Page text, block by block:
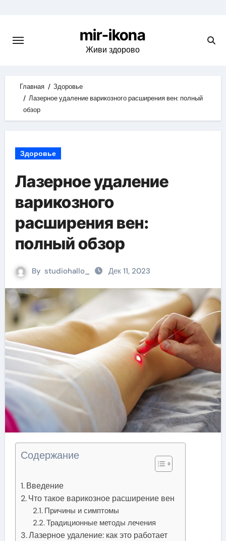
content
mir-ikona
Живи здорово
Главная
Здоровье
Лазерное удаление варикозного расширения вен: полный
обзор
Здоровье
Лазерное удаление
варикозного
расширения вен:
полный обзор
By studiohallo_ Дек 11, 2023
Содержание
Введение
Что такое варикозное расширение вен
Причины и симптомы
Традиционные методы лечения
Лазерное удаление: как это работает